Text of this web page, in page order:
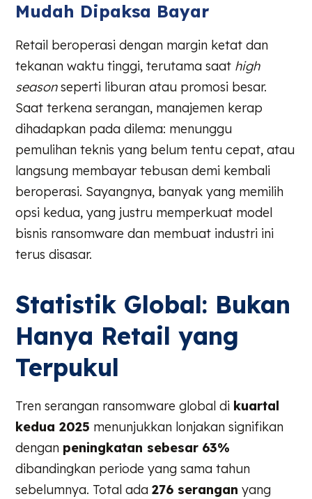
Mudah Dipaksa Bayar
Retail beroperasi dengan margin ketat dan
tekanan waktu tinggi, terutama saat high
seasonseperti liburan atau promosi besar.
Saat terkena serangan, manajemen kerap
dihadapkan pada dilema: menunggu
pemulihan teknis yang belum tentu cepat, atau
langsung membayar tebusan demi kembali
beroperasi. Sayangnya, banyak yang memilih
opsi kedua, yang justru memperkuat model
bisnis ransomware dan membuat industri ini
terus disasar.
Statistik Global: Bukan
Hanya Retail yang
Terpukul
Tren serangan ransomware global di kuartal
kedua 2025 menunjukkan lonjakan signifikan
dengan peningkatan sebesar 63%
dibandingkan periode yang sama tahun
sebelumnya. Total ada276 serangan yang